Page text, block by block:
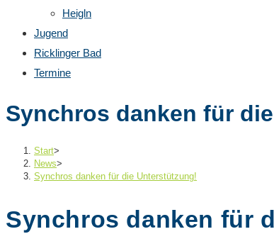
Heigln
Jugend
Ricklinger Bad
Termine
Synchros danken für
Start>
News>
Synchros danken für die Unterstützung!
Synchros danken für